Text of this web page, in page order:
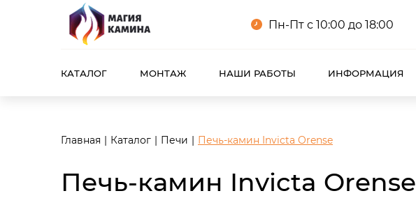
<meta name="robots" content="noindex, follow"/>
Пн-Пт с 10:00 до 18:00
КАТАЛОГ МОНТАЖ НАШИ РАБОТЫ ИНФОРМАЦИЯ
Главная Каталог Печи Печь-камин Invicta Orense
Печь-камин Invicta Orense